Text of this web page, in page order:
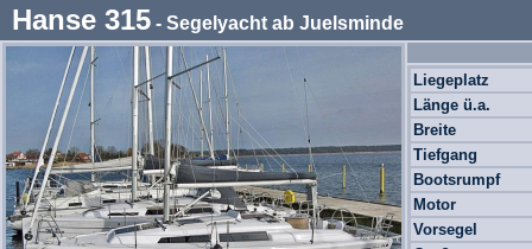
Hanse 315 - Segelyacht ab Juelsminde
Liegeplatz
Länge ü.a.
Breite
Tiefgang
Bootsrumpf
Motor
Vorsegel